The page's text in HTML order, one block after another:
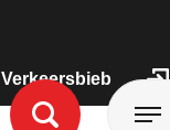
Verkeersbieb